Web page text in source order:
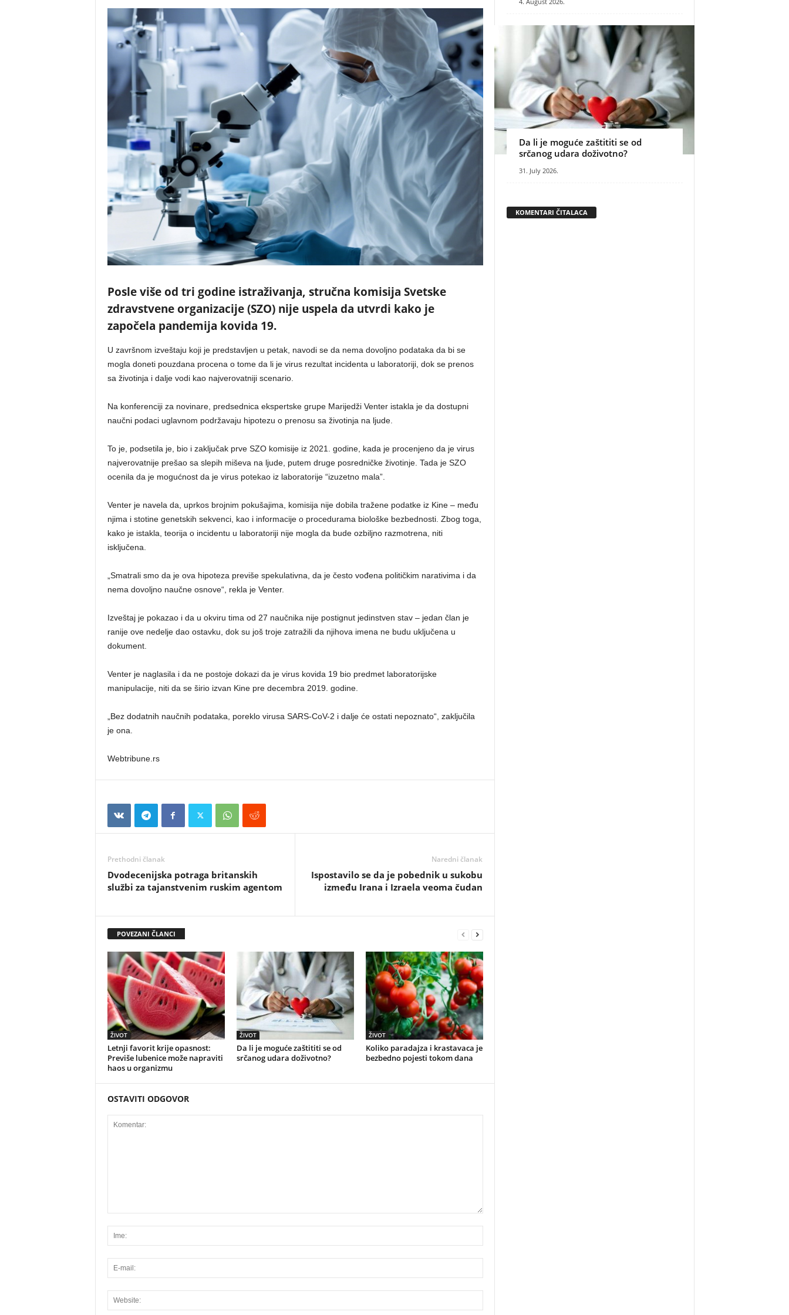
Posle više od tri godine istraživanja, stručna komisija Svetske
zdravstvene organizacije (SZO) nije uspela da utvrdi kako je
započela pandemija kovida 19.
U završnom izveštaju koji je predstavljen u petak, navodi se da nema dovoljno podataka da bi se
mogla doneti pouzdana procena o tome da li je virus rezultat incidenta u laboratoriji, dok se prenos
sa životinja i dalje vodi kao najverovatniji scenario.
Na konferenciji za novinare, predsednica ekspertske grupe Marijedži Venter istakla je da dostupni
naučni podaci uglavnom podržavaju hipotezu o prenosu sa životinja na ljude.
To je, podsetila je, bio i zaključak prve SZO komisije iz 2021. godine, kada je procenjeno da je virus
najverovatnije prešao sa slepih miševa na ljude, putem druge posredničke životinje. Tada je SZO
ocenila da je mogućnost da je virus potekao iz laboratorije “izuzetno mala”.
Venter je navela da, uprkos brojnim pokušajima, komisija nije dobila tražene podatke iz Kine – među
njima i stotine genetskih sekvenci, kao i informacije o procedurama biološke bezbednosti. Zbog toga,
kako je istakla, teorija o incidentu u laboratoriji nije mogla da bude ozbiljno razmotrena, niti
isključena.
„Smatrali smo da je ova hipoteza previše spekulativna, da je često vođena političkim narativima i da
nema dovoljno naučne osnove“, rekla je Venter.
Izveštaj je pokazao i da u okviru tima od 27 naučnika nije postignut jedinstven stav – jedan član je
ranije ove nedelje dao ostavku, dok su još troje zatražili da njihova imena ne budu uključena u
dokument.
Venter je naglasila i da ne postoje dokazi da je virus kovida 19 bio predmet laboratorijske
manipulacije, niti da se širio izvan Kine pre decembra 2019. godine.
„Bez dodatnih naučnih podataka, poreklo virusa SARS-CoV-2 i dalje će ostati nepoznato“, zaključila
je ona.
Webtribune.rs
Prethodni članak
Dvodecenijska potraga britanskih
službi za tajanstvenim ruskim agentom
Naredni članak
Ispostavilo se da je pobednik u sukobu
između Irana i Izraela veoma čudan
POVEZANI ČLANCI
ŽIVOT
Letnji favorit krije opasnost:
Previše lubenice može napraviti
haos u organizmu
ŽIVOT
Da li je moguće zaštititi se od
srčanog udara doživotno?
ŽIVOT
Koliko paradajza i krastavaca je
bezbedno pojesti tokom dana
OSTAVITI ODGOVOR
Da li je moguće zaštititi se od
srčanog udara doživotno?
31. July 2026.
KOMENTARI ČITALACA